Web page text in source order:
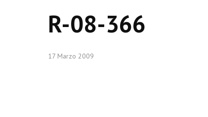
R-08-366
17 Marzo 2009